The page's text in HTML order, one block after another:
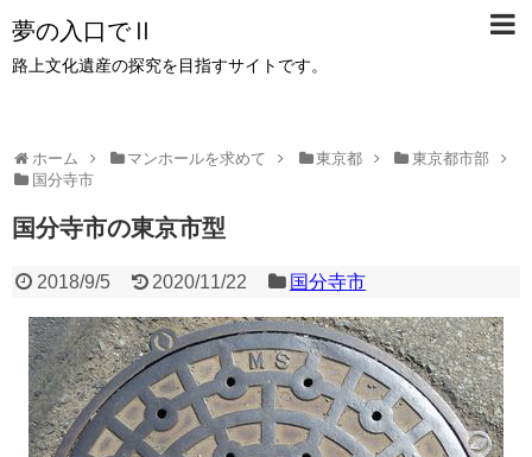
夢の入口でⅡ
路上文化遺産の探究を目指すサイトです。
ホーム マンホールを求めて 東京都
東京都市部
国分寺市
国分寺市の東京市型
2018/9/5 2020/11/22 国分寺市